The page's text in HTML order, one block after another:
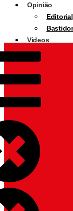
Opinião
Editorial
Videos